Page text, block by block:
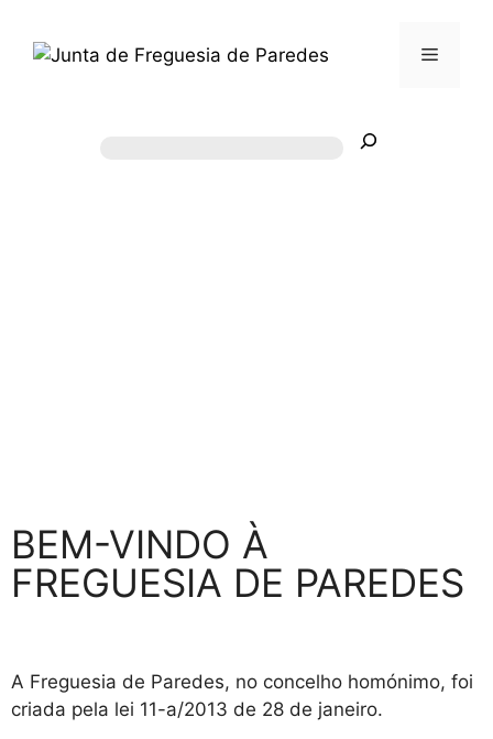
BEM-VINDO À
FREGUESIA DE PAREDES
A Freguesia de Paredes, no concelho homónimo, foi
criada pela lei 11-a/2013 de 28 de janeiro.